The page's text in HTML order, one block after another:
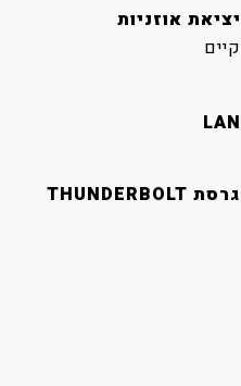
יציאת אוזניות
קיים
LAN
גרסת THUNDERBOLT